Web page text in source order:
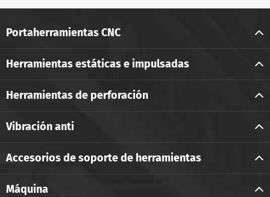
Portaherramientas CNC
Herramientas estáticas e impulsadas
Herramientas de perforación
Vibración anti
Accesorios de soporte de herramientas
Máquina